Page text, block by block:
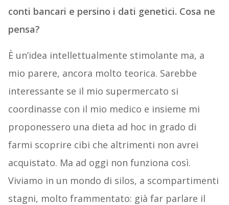
conti bancari e persino i dati genetici. Cosa ne
pensa?
È un’idea intellettualmente stimolante ma, a
mio parere, ancora molto teorica. Sarebbe
interessante se il mio supermercato si
coordinasse con il mio medico e insieme mi
proponessero una dieta ad hoc in grado di
farmi scoprire cibi che altrimenti non avrei
acquistato. Ma ad oggi non funziona così.
Viviamo in un mondo di silos, a scompartimenti
stagni, molto frammentato: già far parlare il